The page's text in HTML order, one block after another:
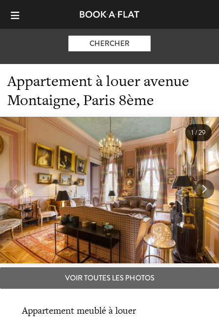
CHERCHER
Appartement à louer avenue
Montaigne, Paris 8ème
1/29
VOIR TOUTES LES PHOTOS
Appartement meublé à louer